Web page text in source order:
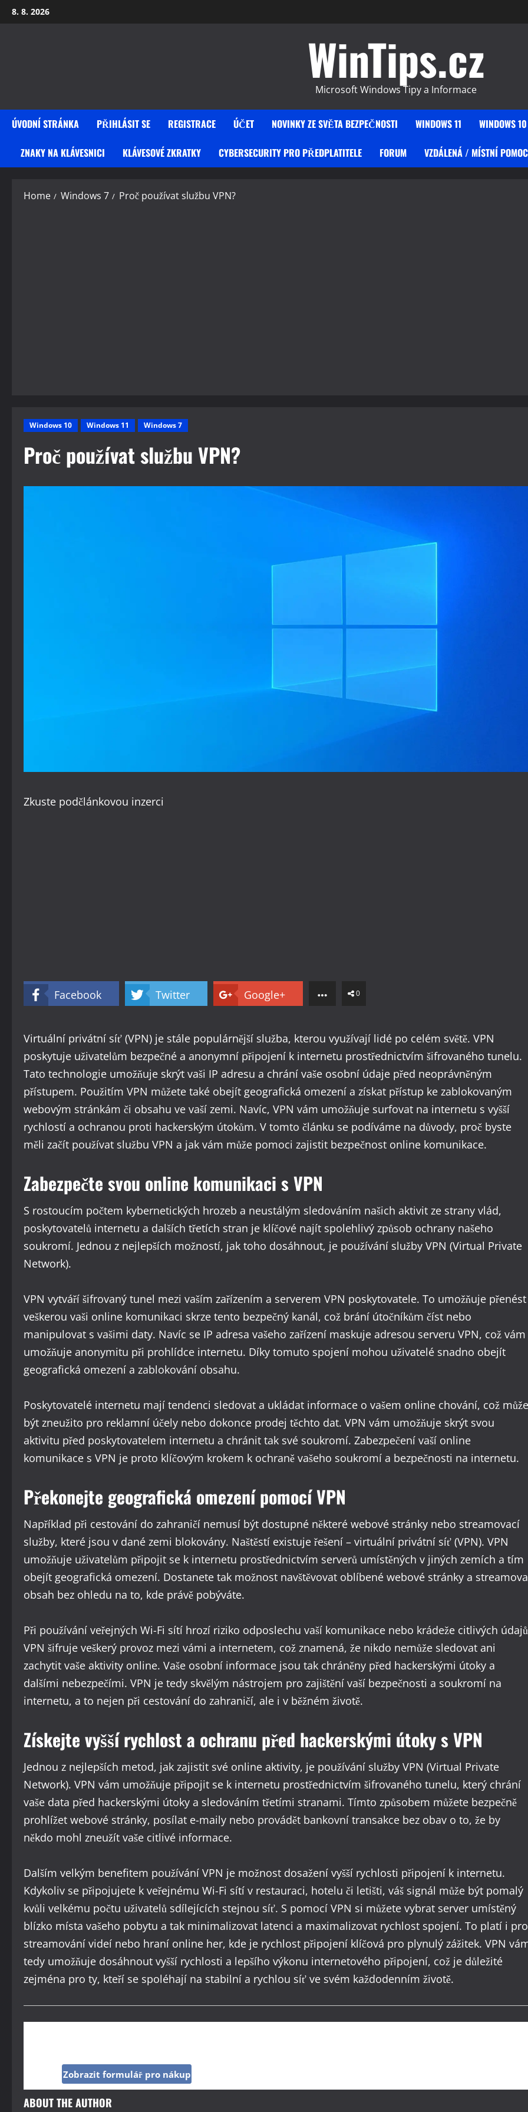
Skip
to
8. 8. 2026
WinTips.cz
Microsoft Windows Tipy a Informace
ÚVODNÍ STRÁNKA PŘIHLÁSIT SE REGISTRACE ÚČET NOVINKY ZE SVĚTA BEZPEČNOSTI WINDOWS 11 WINDOWS 10
ZNAKY NA KLÁVESNICI KLÁVESOVÉ ZKRATKY CYBERSECURITY PRO PŘEDPLATITELE FORUM VZDÁLENÁ / MÍSTNÍ POMOC
Home Windows 7 Proč používat službu VPN?
Windows 10 Windows 11 Windows 7
Proč používat službu VPN?
Zkuste podčlánkovou inzerci
Facebook Twitter Google+ 0
Virtuální privátní síť (VPN) je stále populárnější služba, kterou využívají lidé po celém světě. VPN
poskytuje uživatelům bezpečné a anonymní připojení k internetu prostřednictvím šifrovaného tunelu.
Tato technologie umožňuje skrýt vaši IP adresu a chrání vaše osobní údaje před neoprávněným
přístupem. Použitím VPN můžete také obejít geografická omezení a získat přístup ke zablokovaným
webovým stránkám či obsahu ve vaší zemi. Navíc, VPN vám umožňuje surfovat na internetu s vyšší
rychlostí a ochranou proti hackerským útokům. V tomto článku se podíváme na důvody, proč byste
měli začít používat službu VPN a jak vám může pomoci zajistit bezpečnost online komunikace.
Zabezpečte svou online komunikaci s VPN
S rostoucím počtem kybernetických hrozeb a neustálým sledováním našich aktivit ze strany vlád,
poskytovatelů internetu a dalších třetích stran je klíčové najít spolehlivý způsob ochrany našeho
soukromí. Jednou z nejlepších možností, jak toho dosáhnout, je používání služby VPN (Virtual Private
Network).
VPN vytváří šifrovaný tunel mezi vaším zařízením a serverem VPN poskytovatele. To umožňuje přenést
veškerou vaši online komunikaci skrze tento bezpečný kanál, což brání útočníkům číst nebo
manipulovat s vašimi daty. Navíc se IP adresa vašeho zařízení maskuje adresou serveru VPN, což vám
umožňuje anonymitu při prohlídce internetu. Díky tomuto spojení mohou uživatelé snadno obejít
geografická omezení a zablokování obsahu.
Poskytovatelé internetu mají tendenci sledovat a ukládat informace o vašem online chování, což může
být zneužito pro reklamní účely nebo dokonce prodej těchto dat. VPN vám umožňuje skrýt svou
aktivitu před poskytovatelem internetu a chránit tak své soukromí. Zabezpečení vaší online
komunikace s VPN je proto klíčovým krokem k ochraně vašeho soukromí a bezpečnosti na internetu.
Překonejte geografická omezení pomocí VPN
Například při cestování do zahraničí nemusí být dostupné některé webové stránky nebo streamovací
služby, které jsou v dané zemi blokovány. Naštěstí existuje řešení – virtuální privátní síť (VPN). VPN
umožňuje uživatelům připojit se k internetu prostřednictvím serverů umístěných v jiných zemích a tím
obejít geografická omezení. Dostanete tak možnost navštěvovat oblíbené webové stránky a
obsah bez ohledu na to, kde právě pobýváte.
Při používání veřejných Wi-Fi sítí hrozí riziko odposlechu vaší komunikace nebo krádeže citlivých
VPN šifruje veškerý provoz mezi vámi a internetem, což znamená, že nikdo nemůže sledovat ani
zachytit vaše aktivity online. Vaše osobní informace jsou tak chráněny před hackerskými útoky a
dalšími nebezpečími. VPN je tedy skvělým nástrojem pro zajištění vaší bezpečnosti a soukromí na
internetu, a to nejen při cestování do zahraničí, ale i v běžném životě.
Získejte vyšší rychlost a ochranu před hackerskými útoky s VPN
Jednou z nejlepších metod, jak zajistit své online aktivity, je používání služby VPN (Virtual Private
Network). VPN vám umožňuje připojit se k internetu prostřednictvím šifrovaného tunelu, který chrání
vaše data před hackerskými útoky a sledováním třetími stranami. Tímto způsobem můžete bezpečně
prohlížet webové stránky, posílat e-maily nebo provádět bankovní transakce bez obav o to, že by
někdo mohl zneužít vaše citlivé informace.
Dalším velkým benefitem používání VPN je možnost dosažení vyšší rychlosti připojení k internetu.
Kdykoliv se připojujete k veřejnému Wi-Fi sítí v restauraci, hotelu či letišti, váš signál může být pomalý
kvůli velkému počtu uživatelů sdílejících stejnou síť. S pomocí VPN si můžete vybrat server umístěný
blízko místa vašeho pobytu a tak minimalizovat latenci a maximalizovat rychlost spojení. To platí i pro
streamování videí nebo hraní online her, kde je rychlost připojení klíčová pro plynulý zážitek. VPN
tedy umožňuje dosáhnout vyšší rychlosti a lepšího výkonu internetového připojení, což je důležité
zejména pro ty, kteří se spoléhají na stabilní a rychlou síť ve svém každodenním životě.
Zobrazit formulář pro nákup
ABOUT THE AUTHOR